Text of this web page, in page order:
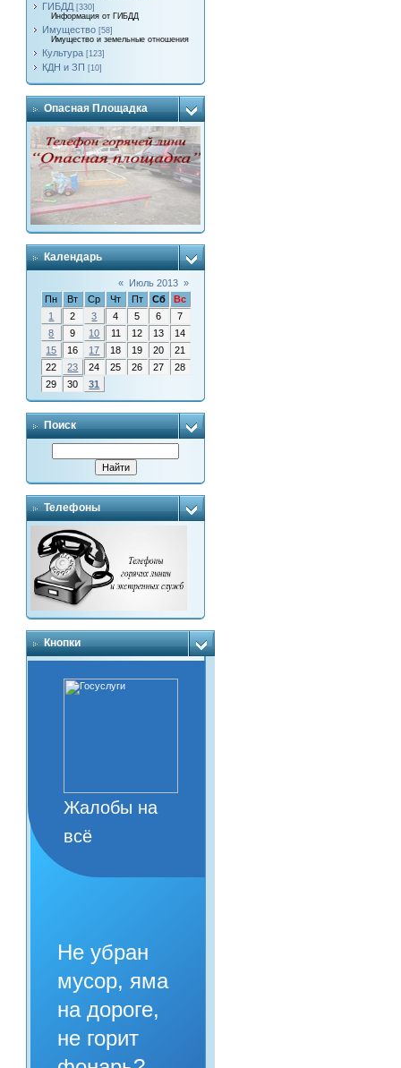
ГИБДД [330]
Информация от ГИБДД
Имущество [58]
Имущество и земельные отношения
Культура [123]
КДН и ЗП [10]
Опасная Площадка
Календарь
« Июль 2013 »
Пн
Вт Ср Чт Пт Сб
Вс
1
2 3 4 5 6
7
8
9 10 11 12 13
14
15
16 17 18 19 20
21
22
23 24 25 26 27
28
29
30 31
Поиск
Телефоны
Кнопки
Жалобы на
всё
Не убран
мусор, яма
на дороге,
не горит